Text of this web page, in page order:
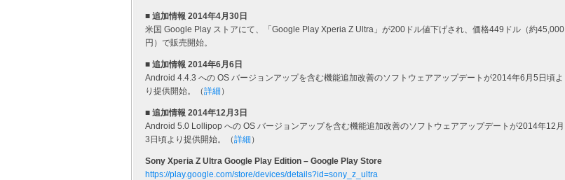
■ 追加情報 2014年4月30日
米国 Google Play ストアにて、「Google Play Xperia Z Ultra」が200ドル値下げされ、価格449ドル（約45,000
円）で販売開始。
■ 追加情報 2014年6月6日
Android 4.4.3 への OS バージョンアップを含む機能追加改善のソフトウェアアップデートが2014年6月5日頃よ
り提供開始。（詳細 ）
■ 追加情報 2014年12月3日
Android 5.0 Lollipop への OS バージョンアップを含む機能追加改善のソフトウェアアップデートが2014年12月
3日頃より提供開始。（詳細 ）
Sony Xperia Z Ultra Google Play Edition – Google Play Store
https://play.google.com/store/devices/details?id=sony_z_ultra